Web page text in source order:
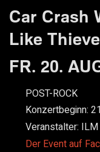
Car Crash
Like
FR. 20.
POST-ROCK
Konzertbeginn:
Veranstalter: ILM
Der Event auf